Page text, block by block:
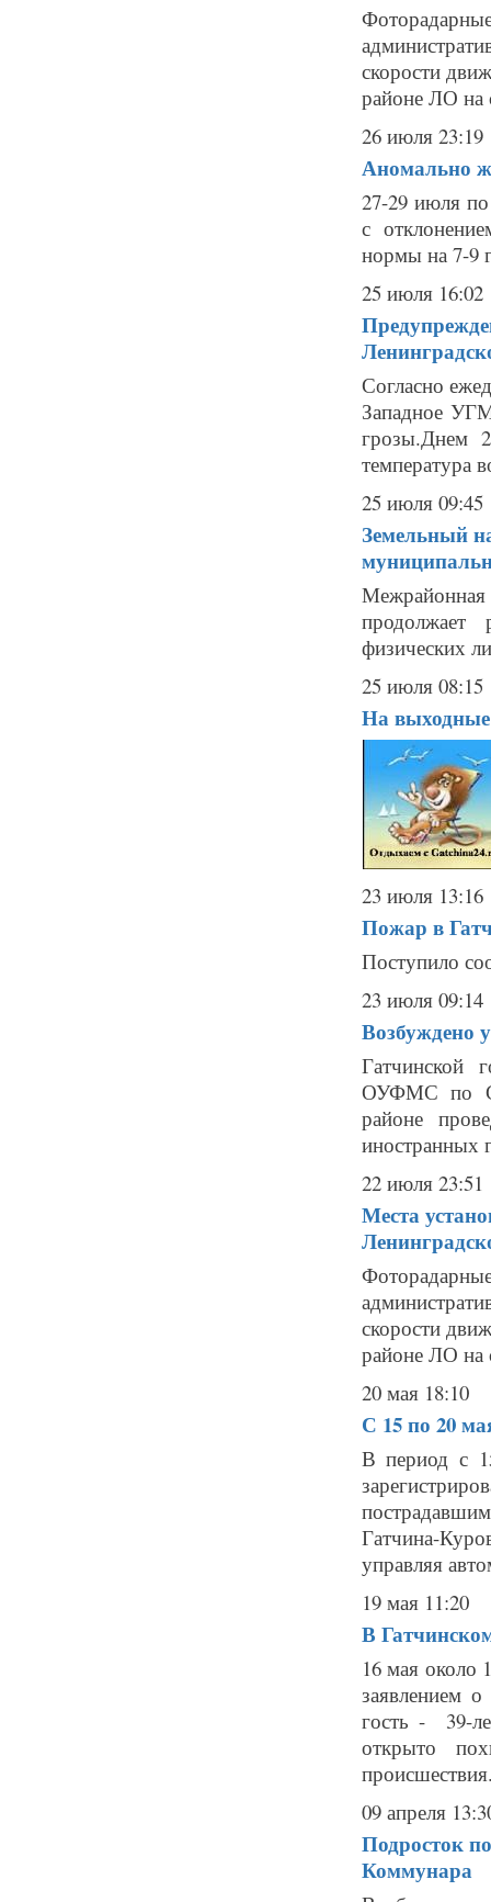
скорости
районе ЛО на
26 июля 23:19
Аномально
27-29 июля
с
нормы на 7-9
25 июля 16:02
Согласно
Западное
грозы.Днем
температура
25 июля 09:45
Земельный
продолжает
физических
25 июля 08:15
На выходные
23 июля 13:16
Пожар в
Поступило
23 июля 09:14
Возбуждено
Гатчинской
ОУФМС по
районе
иностранных
22 июля 23:51
Места
скорости
районе ЛО на
20 мая 18:10
С 15 по 20
В период с
Гатчина-
управляя
19 мая 11:20
В
16 мая около
заявлением
гость - 39-
открыто
09 апреля
Подросток
Коммунара